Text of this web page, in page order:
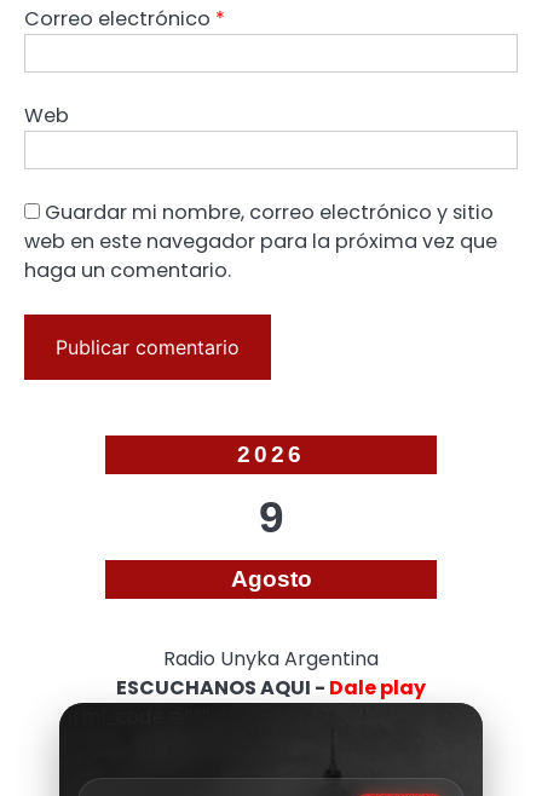
Correo electrónico *
Web
Guardar mi nombre, correo electrónico y sitio
web en este navegador para la próxima vez que
haga un comentario.
2026
9
Agosto
Radio Unyka Argentina
ESCUCHANOS AQUI - Dale play